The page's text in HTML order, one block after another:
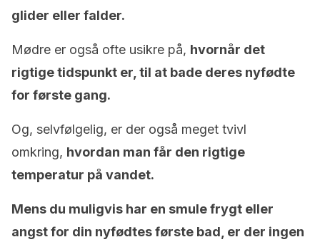
glider eller falder.
Mødre er også ofte usikre på, hvornår det
rigtige tidspunkt er, til at bade deres nyfødte
for første gang.
Og, selvfølgelig, er der også meget tvivl
omkring, hvordan man får den rigtige
temperatur på vandet.
Mens du muligvis har en smule frygt eller
angst for din nyfødtes første bad, er der ingen